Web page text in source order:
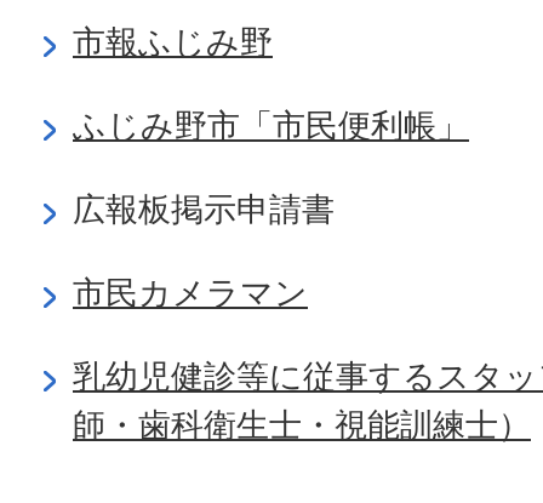
市報ふじみ野
ふじみ野市「市民便利帳」
広報板掲示申請書
市民カメラマン
乳幼児健診等に従事するスタ
師・歯科衛生士・視能訓練士）